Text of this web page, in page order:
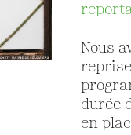
Nous
durée
en